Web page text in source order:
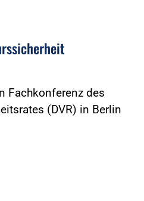
Fachkonferenz des
(DVR) in Berlin